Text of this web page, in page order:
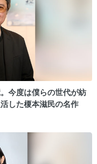
今度は僕らの世代が紡
した榎本滋民の名作